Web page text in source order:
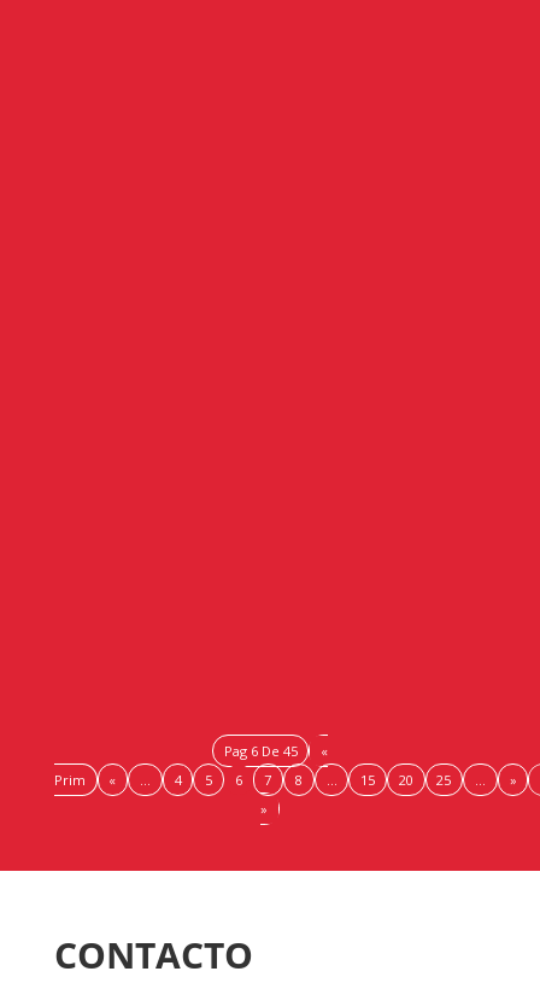
Pag 6 De 45
«
Prim
« 4 5 6 7 8 15 20 25
»
»
CONTACTO